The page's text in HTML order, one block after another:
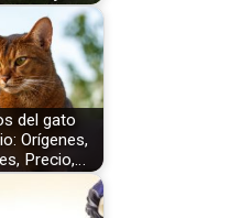
del gato
Orígenes,
Precio,…